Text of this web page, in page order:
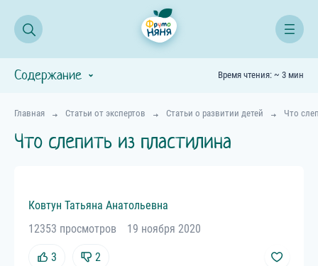
Главная Статьи от экспертов Статьи о развитии детей Что
Что слепить из пластилина
Ковтун Татьяна Анатольевна
12353 просмотров
19 ноября 2020
3 2
Содержание Время чтения: ~ 3 мин